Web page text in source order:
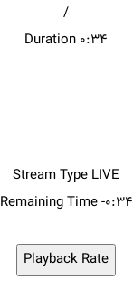
/
Duration 0:34
Stream Type LIVE
Remaining Time-0:34
Playback Rate